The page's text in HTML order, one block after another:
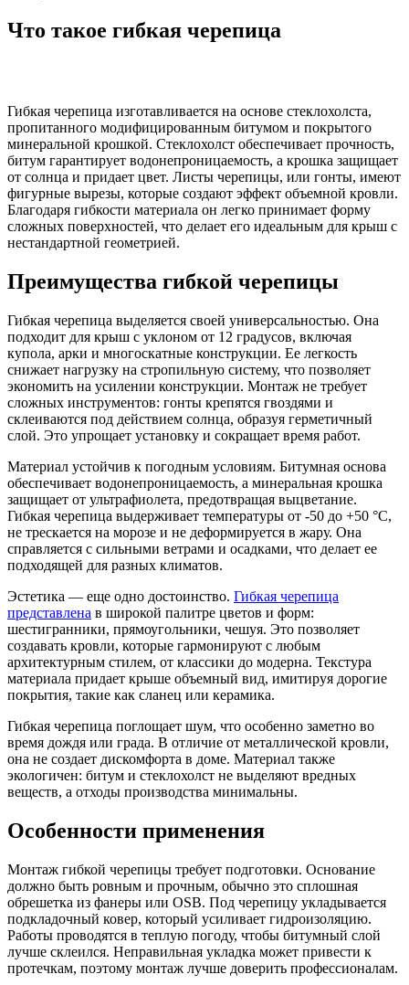
Что такое гибкая черепица
Гибкая черепица изготавливается на основе стеклохолста,
пропитанного модифицированным битумом и покрытого
минеральной крошкой. Стеклохолст обеспечивает прочность,
битум гарантирует водонепроницаемость, а крошка защищает
от солнца и придает цвет. Листы черепицы, или гонты, имеют
фигурные вырезы, которые создают эффект объемной кровли.
Благодаря гибкости материала он легко принимает форму
сложных поверхностей, что делает его идеальным для крыш с
нестандартной геометрией.
Преимущества гибкой черепицы
Гибкая черепица выделяется своей универсальностью. Она
подходит для крыш с уклоном от 12 градусов, включая
купола, арки и многоскатные конструкции. Ее легкость
снижает нагрузку на стропильную систему, что позволяет
экономить на усилении конструкции. Монтаж не требует
сложных инструментов: гонты крепятся гвоздями и
склеиваются под действием солнца, образуя герметичный
слой. Это упрощает установку и сокращает время работ.
Материал устойчив к погодным условиям. Битумная основа
обеспечивает водонепроницаемость, а минеральная крошка
защищает от ультрафиолета, предотвращая выцветание.
Гибкая черепица выдерживает температуры от -50 до +50 °C,
не трескается на морозе и не деформируется в жару. Она
справляется с сильными ветрами и осадками, что делает ее
подходящей для разных климатов.
Эстетика — еще одно достоинство. Гибкая черепица
представлена в широкой палитре цветов и форм:
шестигранники, прямоугольники, чешуя. Это позволяет
создавать кровли, которые гармонируют с любым
архитектурным стилем, от классики до модерна. Текстура
материала придает крыше объемный вид, имитируя дорогие
покрытия, такие как сланец или керамика.
Гибкая черепица поглощает шум, что особенно заметно во
время дождя или града. В отличие от металлической кровли,
она не создает дискомфорта в доме. Материал также
экологичен: битум и стеклохолст не выделяют вредных
веществ, а отходы производства минимальны.
Особенности применения
Монтаж гибкой черепицы требует подготовки. Основание
должно быть ровным и прочным, обычно это сплошная
обрешетка из фанеры или OSB. Под черепицу укладывается
подкладочный ковер, который усиливает гидроизоляцию.
Работы проводятся в теплую погоду, чтобы битумный слой
лучше склеился. Неправильная укладка может привести к
протечкам, поэтому монтаж лучше доверить профессионалам.